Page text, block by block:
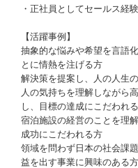
・正社員としてセールス経
【活躍事例】
抽象的な悩みや希望を言語
とに情熱を注げる方
解決策を提案し、人の人生
人の気持ちを理解しながら
し、目標の達成にこだわれ
宿泊施設の経営のことを理
成功にこだわれる方
領域を問わず日本の社会課
益を出す事業に興味のある方